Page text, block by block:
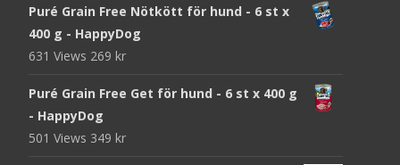
Puré Grain Free Nötkött för hund - 6 st x
400 g - HappyDog
631 Views 269 kr
Puré Grain Free Get för hund - 6 st x 400 g
- HappyDog
501 Views 349 kr